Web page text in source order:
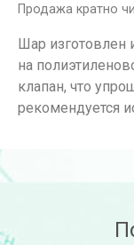
Продажа кратно
Шар изготовлен
на
клапан, что
рекомендуется